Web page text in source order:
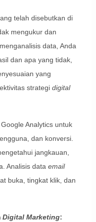
telah disebutkan di
mengukur dan
data, Anda
dan apa yang tidak,
yang
strategi digital
Analytics untuk
dan konversi.
jangkauan,
Analisis data email
buka, tingkat klik, dan
Digital Marketing: